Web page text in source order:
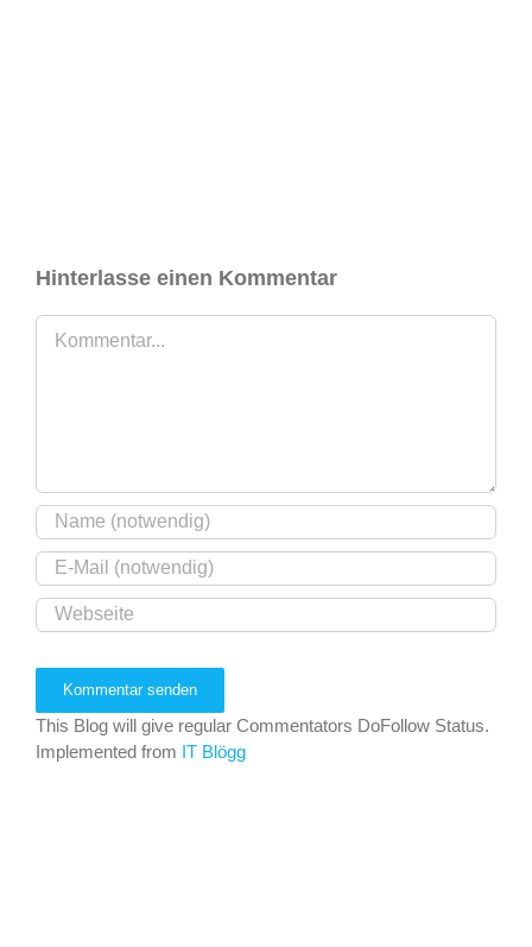
Hinterlasse einen Kommentar
Kommentar
This Blog will give regular Commentators DoFollow Status.
Implemented from IT Blögg